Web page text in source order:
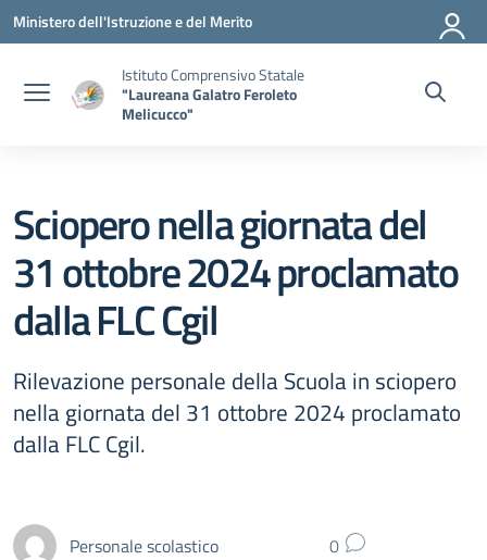
Vai ai contenuti
Vai al menu di navigazione
Vai al footer
Ministero dell'Istruzione e del Merito
Istituto Comprensivo Statale
"Laureana Galatro Feroleto
Melicucco"
Sciopero nella giornata del
31 ottobre 2024 proclamato
dalla FLC Cgil
Rilevazione personale della Scuola in sciopero
nella giornata del 31 ottobre 2024 proclamato
dalla FLC Cgil.
Personale scolastico 0